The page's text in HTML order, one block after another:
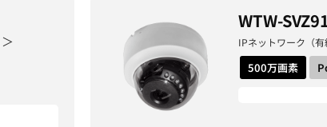
＞
WTW-
IPネットワーク（有
500万画素